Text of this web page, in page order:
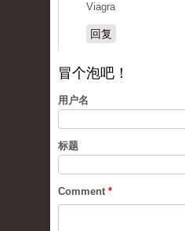
Viagra
回复
冒个泡吧！
用户名
标题
Comment *